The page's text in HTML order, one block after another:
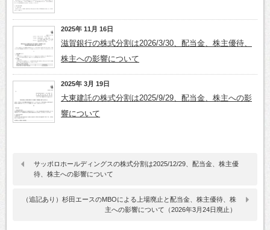
2025年 11月 16日
滋賀銀行の株式分割は2026/3/30、配当金、株主優待、
株主への影響について
2025年 3月 19日
大東建託の株式分割は2025/9/29、配当金、株主への影
響について
サッポロホールディングスの株式分割は2025/12/29、配当金、株主優
待、株主への影響について
（追記あり）杉田エースのMBOによる上場廃止と配当金、株主優待、株
主への影響について（2026年3月24日廃止）